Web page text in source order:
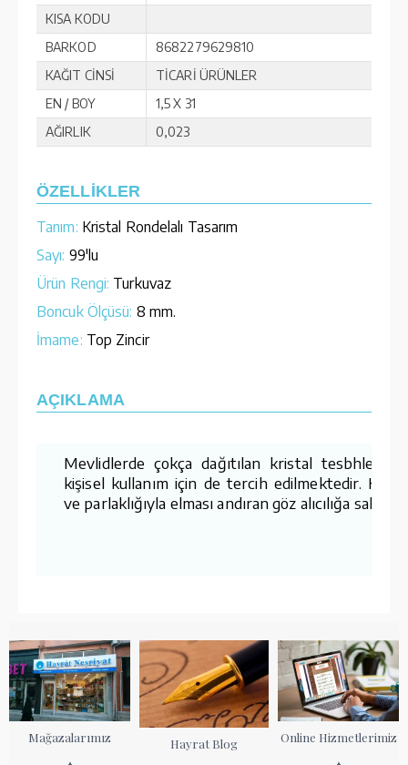
KISA KODU
BARKOD
8682279629810
KAĞIT CİNSİ
TİCARİ ÜRÜNLER
EN / BOY
1,5 X 31
AĞIRLIK
0,023
ÖZELLİKLER
Tanım: Kristal Rondelalı Tasarım
Sayı: 99'lu
Ürün Rengi: Turkuvaz
Boncuk Ölçüsü: 8 mm.
İmame: Top Zincir
AÇIKLAMA
Mevlidlerde çokça dağıtılan kristal
kişisel kullanım için de tercih edilmektedir.
ve parlaklığıyla elması andıran göz alıcılığa sahiptir.
Mağazalarımız Hayrat Blog Online Hizmetlerimiz